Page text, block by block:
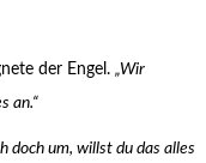
der Engel. „Wir
an.“
doch um, willst du das alles